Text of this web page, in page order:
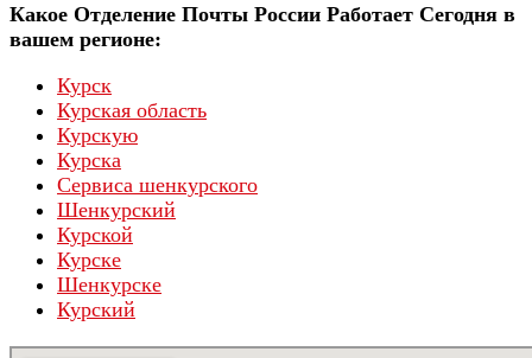
Какое Отделение Почты России Работает Сегодня в
вашем регионе:
Курск
Курская область
Курскую
Курска
Сервиса шенкурского
Шенкурский
Курской
Курскe
Шенкурске
Курский